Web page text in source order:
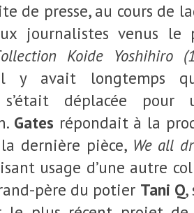
de presse, au cours de
journalistes venus le
Koide Yoshihiro
Il y avait longtemps
déplacée pour
Gates répondait à la
dernière pièce, We all
usage d’une autre
père du potier Tani Q,